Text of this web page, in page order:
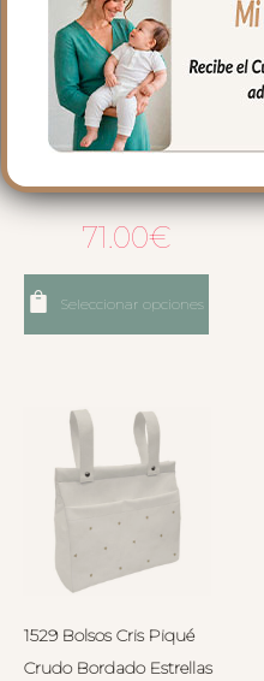
1914 Mantitas Cris Piqué
71.00€
Seleccionar opciones
1529 Bolsos Cris Piqué
Crudo Bordado Estrellas